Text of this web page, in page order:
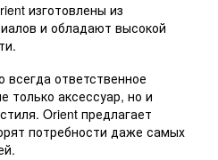
изготовлены из
и обладают высокой
всегда ответственное
только аксессуар, но и
Orient предлагает
потребности даже самых